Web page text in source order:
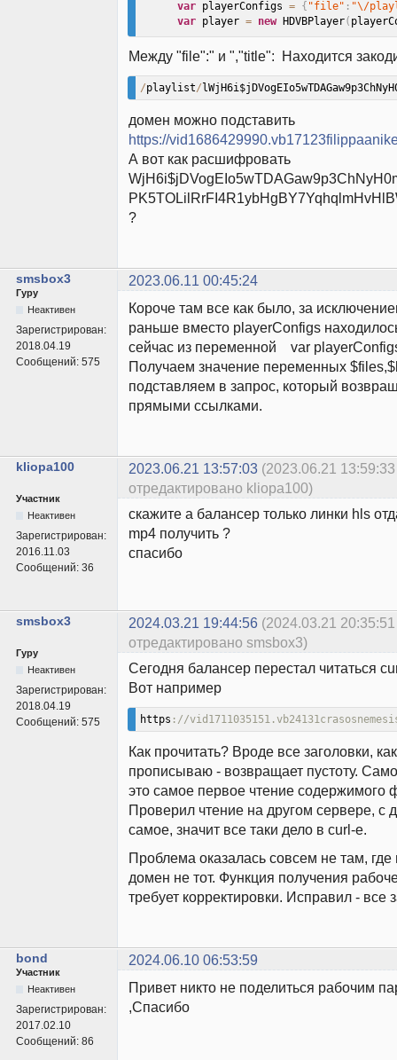
var playerConfigs = { "file" : "\/
var player = new HDVBPlayer(
< /script >
<
<
html >
Между "file":" и ","title": Находится
/playlist/
домен можно подставить
https://
А вот как расшифровать
?
smsbox3 2023.06.11 00:45:24
Гуру
Неактивен
Зарегистрирован:
2018.04.19
Сообщений: 575
Короче там все как было, за
раньше вместо playerConfigs
сейчас из переменной var
Получаем значение переменных
подставляем в запрос, который
прямыми ссылками.
kliopa100 2023.06.21 13:57:03 (2023.06.21 13:59:33
отредактировано kliopa100)
Участник
Неактивен
Зарегистрирован:
2016.11.03
Сообщений: 36
скажите а балансер только линки hls
mp4 получить ?
спасибо
smsbox3 2024.03.21 19:44:56 (2024.03.21 20:35:51
отредактировано smsbox3)
Гуру
Неактивен
Зарегистрирован:
2018.04.19
Сообщений: 575
Сегодня балансер перестал читаться
Вот например
https ://
Как прочитать? Вроде все заголовки,
прописываю - возвращает пустоту.
это самое первое чтение содержимого
Проверил чтение на другом сервере, с
самое, значит все таки дело в curl-е.
Проблема оказалась совсем не там, где
домен не тот. Функция получения
требует корректировки. Исправил - все
bond 2024.06.10 06:53:59
Участник
Неактивен
Зарегистрирован:
2017.02.10
Сообщений: 86
Привет никто не поделиться рабочим
,Спасибо